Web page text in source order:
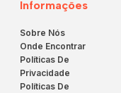
Informações
Sobre Nós
Onde Encontrar
Políticas De
Privacidade
Políticas De